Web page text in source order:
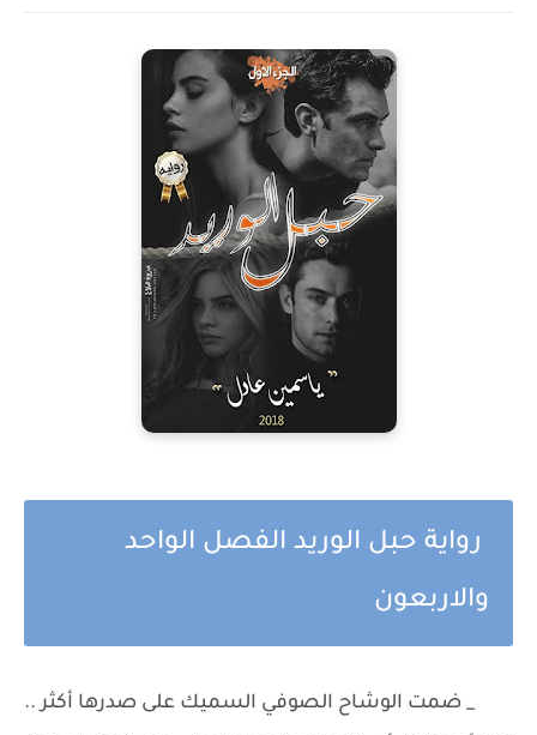
رواية حبل الوريد الفصل الواحد
والاربعون
_ ضمت الوشاح الصوفي السميك على صدرها أكثر ..